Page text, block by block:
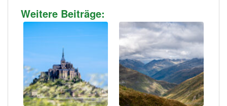
Weitere Beiträge: